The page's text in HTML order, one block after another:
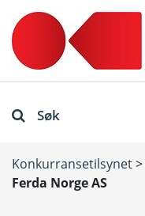
Søk
Konkurransetilsynet>
Ferda Norge AS